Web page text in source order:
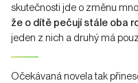
skutečnosti jde o změnu
že o dítě pečují stále oba
jeden z nich a druhý má
Očekávaná novela tak